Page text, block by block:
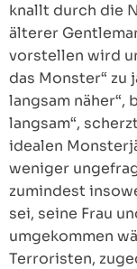
knallt durch die
älterer
vorstellen wird
das Monster“ zu
langsam näher“,
langsam“,
idealen
weniger
zumindest
sei, seine Frau
umgekommen
Terroristen,